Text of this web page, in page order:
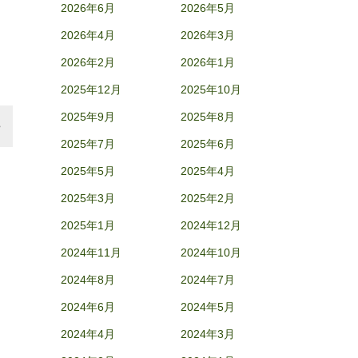
2026年6月 2026年5月
2026年4月 2026年3月
2026年2月 2026年1月
2025年12月 2025年10月
2025年9月 2025年8月
2025年7月 2025年6月
2025年5月 2025年4月
2025年3月 2025年2月
2025年1月 2024年12月
2024年11月 2024年10月
2024年8月 2024年7月
2024年6月 2024年5月
2024年4月 2024年3月